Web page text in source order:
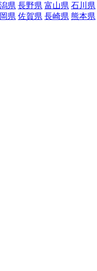
県 長野県 富山県 石川県
県 佐賀県 長崎県 熊本県